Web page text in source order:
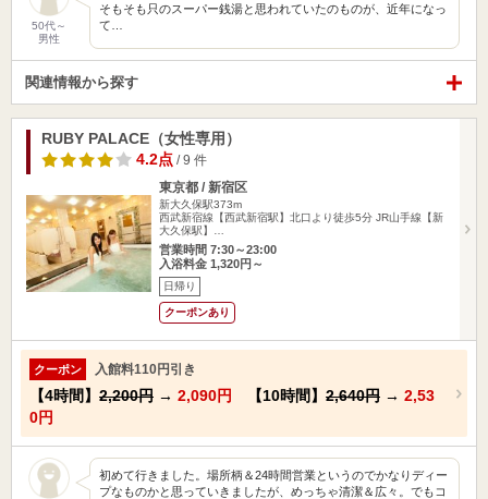
50代～
男性
そもそも只のスーパー銭湯と思われていたのものが、近年になっ
て…
関連情報から探す
RUBY PALACE（女性専用）
4.2点 / 9 件
東京都 / 新宿区
新大久保駅373m
西武新宿線【西武新宿駅】北口より徒歩5分 JR山手線【新
大久保駅】…
営業時間 7:30～23:00
入浴料金 1,320円～
日帰り
クーポンあり
クーポン 入館料110円引き
【4時間】 2,200円 → 2,090円 【10時間】 2,640円 → 2,53
0円
初めて行きました。場所柄＆24時間営業というのでかなりディー
プなものかと思っていきましたが、めっちゃ清潔＆広々。でもコ